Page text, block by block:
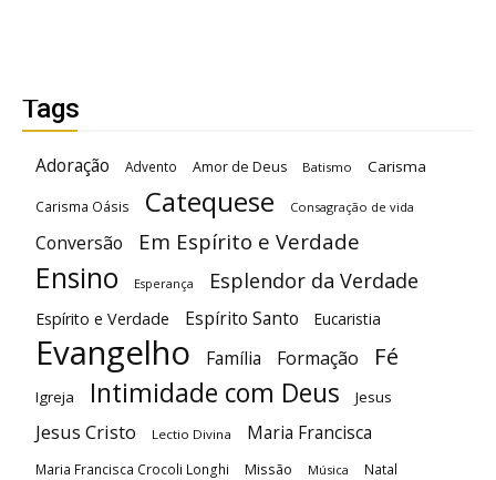
Tags
Adoração Advento Amor de Deus Batismo Carisma
Carisma Oásis Catequese Consagração de vida
Conversão Em Espírito e Verdade
Ensino Esperança Esplendor da Verdade
Espírito e Verdade Espírito Santo Eucaristia
Evangelho Família Formação Fé
Igreja Intimidade com Deus Jesus
Jesus Cristo Lectio Divina Maria Francisca
Maria Francisca Crocoli Longhi Missão Música Natal